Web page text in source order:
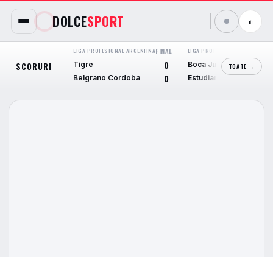
DOLCESPORT ◐
SCORURI
LIGA PROFESIONAL ARGENTINAFINAL
Tigre
0
Belgrano Cordoba 0
LIGA PROFESIONAL ARGENTINA
Boca Juniors
Estudiantes L.P.
TOATE →